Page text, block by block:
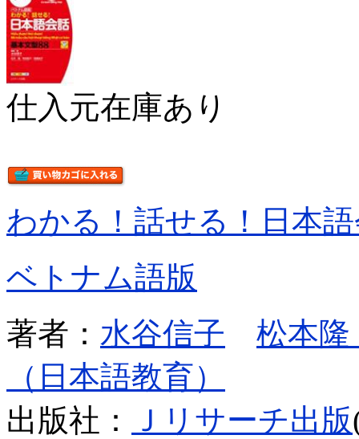
仕入元在庫あり
わかる！話せる！日本
ベトナム語版
著者： 水谷信子
松本隆
（日本語教育）
出版社：
Ｊリサーチ出版